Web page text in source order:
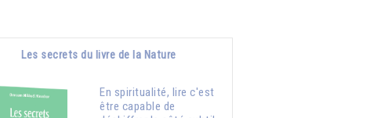
Les secrets du livre de la Nature
En spiritualité, lire c'est
être capable de